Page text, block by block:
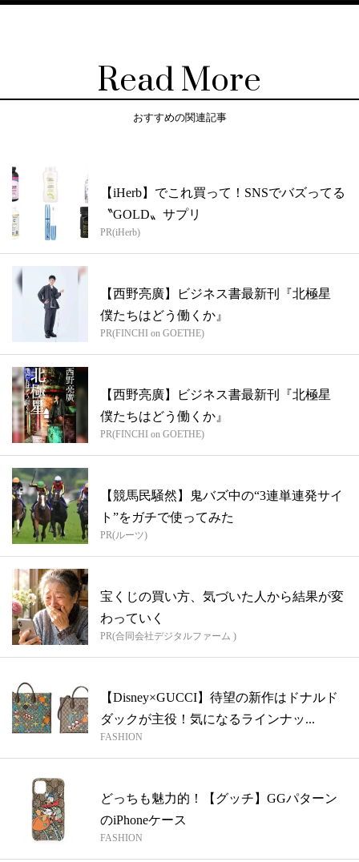
Read More
おすすめの関連記事
【iHerb】でこれ買って！SNSでバズってる
〝GOLD〟サプリ
PR(iHerb)
【西野亮廣】ビジネス書最新刊『北極星
僕たちはどう働くか』
PR(FINCHI on GOETHE)
【西野亮廣】ビジネス書最新刊『北極星
僕たちはどう働くか』
PR(FINCHI on GOETHE)
【競馬民騒然】鬼バズ中の“3連単連発サイ
ト”をガチで使ってみた
PR(ルーツ)
宝くじの買い方、気づいた人から結果が変
わっていく
PR(合同会社デジタルファーム )
【Disney×GUCCI】待望の新作はドナルド
ダックが主役！気になるラインナッ...
FASHION
どっちも魅力的！【グッチ】GGパターン
のiPhoneケース
FASHION